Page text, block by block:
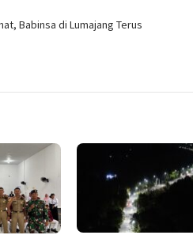
Babinsa di Lumajang Terus